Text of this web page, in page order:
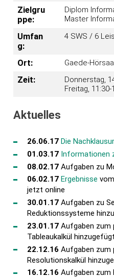
Zielgru
ppe:
Diplom
Master
Umfan
g:
4 SWS / 6
Ort: Gaede-
Zeit:
Donnerstag,
Freitag, 11:30-
Aktuelles
26.06.17Die
01.03.17 Informationen
08.02.17Aufgaben zu
06.02.17 Ergebnisse
jetzt online
30.01.17Aufgaben zu
Reduktionssysteme
23.01.17Aufgaben zum
Tableaukalkül
22.12.16Aufgaben zum
Resolutionskalkül
16.12.16Aufgaben zum